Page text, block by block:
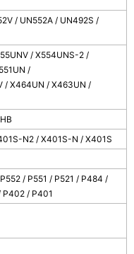
/ UN552A / UN492S /
/ X554UNS-2 /
/
/ X464UN / X463UN /
N2 / X401S-N / X401S
/ P551 / P521 / P484 /
/ P401